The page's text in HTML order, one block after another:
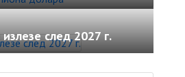
след 2027 г.